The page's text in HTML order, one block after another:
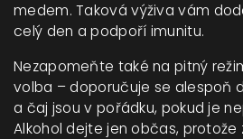
medem. Taková výživa vám
celý den a podpoří imunitu.
Nezapomeňte také na pitný
volba – doporučuje se alespoň
a čaj jsou v pořádku, pokud je
Alkohol dejte jen občas,